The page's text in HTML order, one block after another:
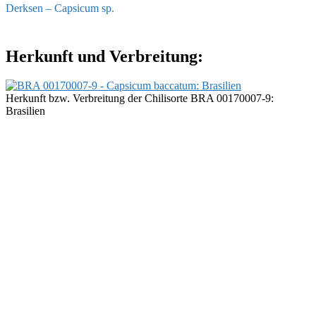
Derksen – Capsicum sp.
Herkunft und Verbreitung:
Herkunft bzw. Verbreitung der Chilisorte BRA 00170007-9:
Brasilien